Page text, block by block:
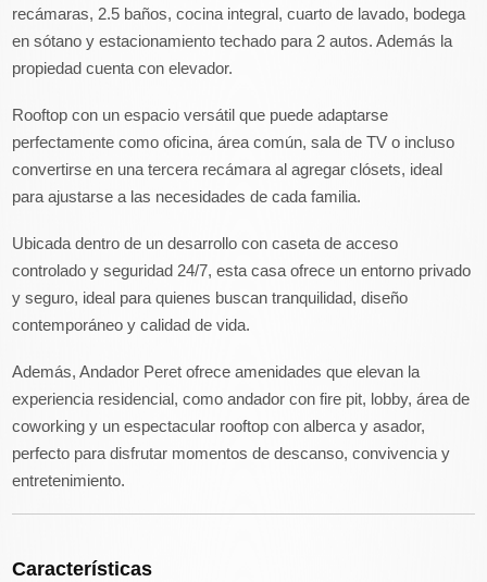
recámaras, 2.5 baños, cocina integral, cuarto de lavado, bodega
en sótano y estacionamiento techado para 2 autos. Además la
propiedad cuenta con elevador.
Rooftop con un espacio versátil que puede adaptarse
perfectamente como oficina, área común, sala de TV o incluso
convertirse en una tercera recámara al agregar clósets, ideal
para ajustarse a las necesidades de cada familia.
Ubicada dentro de un desarrollo con caseta de acceso
controlado y seguridad 24/7, esta casa ofrece un entorno privado
y seguro, ideal para quienes buscan tranquilidad, diseño
contemporáneo y calidad de vida.
Además, Andador Peret ofrece amenidades que elevan la
experiencia residencial, como andador con fire pit, lobby, área de
coworking y un espectacular rooftop con alberca y asador,
perfecto para disfrutar momentos de descanso, convivencia y
entretenimiento.
Características